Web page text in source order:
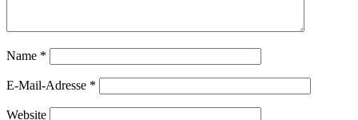
Name *
E-Mail-Adresse *
Website